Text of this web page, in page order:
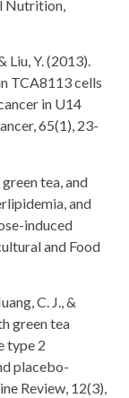
Nutrition,
Liu, Y. (2013).
TCA8113 cells
in U14
65(1), 23-
green tea, and
and
induced
and Food
C. J., &
green tea
type 2
placebo-
Review, 12(3),